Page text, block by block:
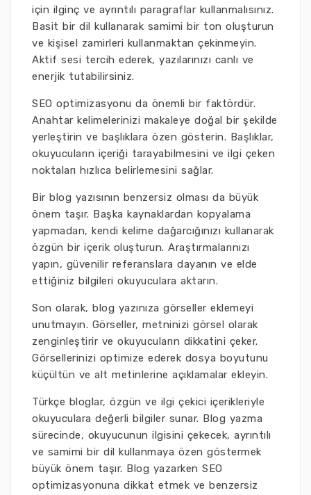
için ilginç ve ayrıntılı paragraflar kullanmalısınız.
Basit bir dil kullanarak samimi bir ton oluşturun
ve kişisel zamirleri kullanmaktan çekinmeyin.
Aktif sesi tercih ederek, yazılarınızı canlı ve
enerjik tutabilirsiniz.
SEO optimizasyonu da önemli bir faktördür.
Anahtar kelimelerinizi makaleye doğal bir şekilde
yerleştirin ve başlıklara özen gösterin. Başlıklar,
okuyucuların içeriği tarayabilmesini ve ilgi çeken
noktaları hızlıca belirlemesini sağlar.
Bir blog yazısının benzersiz olması da büyük
önem taşır. Başka kaynaklardan kopyalama
yapmadan, kendi kelime dağarcığınızı kullanarak
özgün bir içerik oluşturun. Araştırmalarınızı
yapın, güvenilir referanslara dayanın ve elde
ettiğiniz bilgileri okuyuculara aktarın.
Son olarak, blog yazınıza görseller eklemeyi
unutmayın. Görseller, metninizi görsel olarak
zenginleştirir ve okuyucuların dikkatini çeker.
Görsellerinizi optimize ederek dosya boyutunu
küçültün ve alt metinlerine açıklamalar ekleyin.
Türkçe bloglar, özgün ve ilgi çekici içerikleriyle
okuyuculara değerli bilgiler sunar. Blog yazma
sürecinde, okuyucunun ilgisini çekecek, ayrıntılı
ve samimi bir dil kullanmaya özen göstermek
büyük önem taşır. Blog yazarken SEO
optimizasyonuna dikkat etmek ve benzersiz